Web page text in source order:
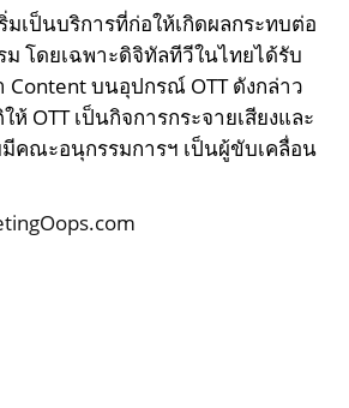
มเป็นบริการที่ก่อให้เกิดผลกระทบต่อ
โดยเฉพาะดิจิทัลทีวีในไทยได้รับ
Content บนอุปกรณ์ OTT ดังกล่าว
OTT เป็นกิจการกระจายเสียงและ
คณะอนุกรรมการฯ เป็นผู้ขับเคลื่อน